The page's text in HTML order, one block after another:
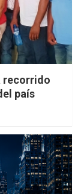
recorrido
país